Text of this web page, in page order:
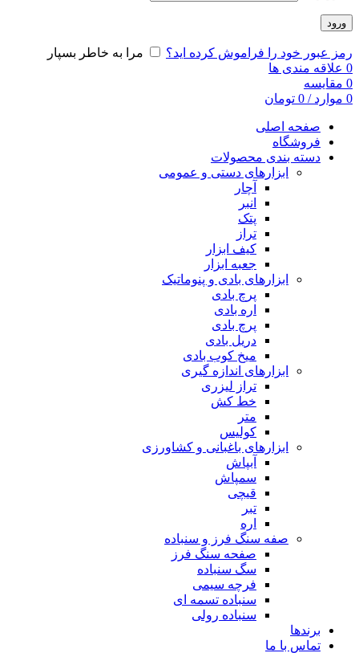
ورود
رمز عبور خود را فراموش کرده اید؟
مرا به خاطر بسپار
0 علاقه مندی ها
0 مقایسه
0 موارد /
0 تومان
صفحه اصلی
فروشگاه
دسته بندی محصولات
ابزارهای دستی و عمومی
آچار
انبر
پتک
تراز
کیف ابزار
جعبه ابزار
ابزارهای بادی و پنوماتیک
پرچ بادی
اره بادی
پرچ بادی
دریل بادی
میخ کوب بادی
ابزارهای اندازه گیری
تراز لیزری
خط کش
متر
کولیس
ابزارهای باغبانی و کشاورزی
آبپاش
سمپاش
قیچی
تبر
اره
صفه سنگ فرز و سنباده
صفحه سنگ فرز
سگ سنباده
فرچه سیمی
سنباده تسمه ای
سنباده رولی
برندها
تماس با ما